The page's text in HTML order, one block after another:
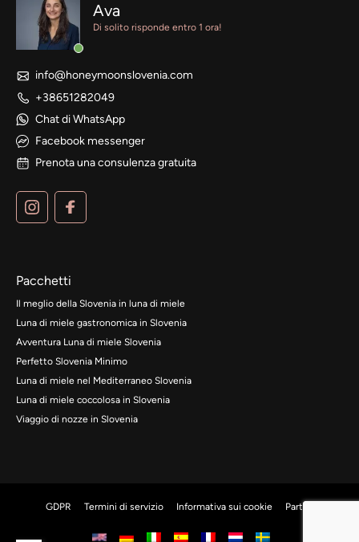
Ava
Di solito risponde entro 1 ora!
info@honeymoonslovenia.com
+38651282049
Chat di WhatsApp
Facebook messenger
Prenota una consulenza gratuita
Pacchetti
Il meglio della Slovenia in luna di miele
Luna di miele gastronomica in Slovenia
Avventura Luna di miele Slovenia
Perfetto Slovenia Minimo
Luna di miele nel Mediterraneo Slovenia
Luna di miele coccolosa in Slovenia
Viaggio di nozze in Slovenia
GDPR Termini di servizio Informativa sui cookie Partner